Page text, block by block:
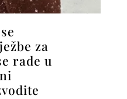
za
rade u